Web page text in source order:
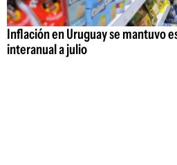
Inflación en Uruguay se mantuvo
interanual a julio